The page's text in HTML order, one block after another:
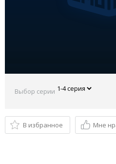
Выбор серии
В избранное Мне